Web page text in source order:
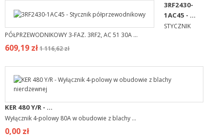
3RF2430-
1AC45 - ...
STYCZNIK
PÓŁPRZEWODNIKOWY 3-FAZ. 3RF2, AC 51 30A ...
609,19 zł1 116,62 zł
KER 480 Y/R - ...
Wyłącznik 4-polowy 80A w obudowie z blachy ...
0,00 zł